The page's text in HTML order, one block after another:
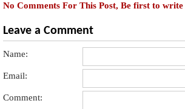
No Comments For This Post, Be first to write
Leave a Comment
Name:
Email:
Comment: